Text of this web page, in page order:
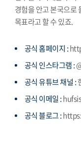
경험을 안고 본국으로
목표라고 할 수 있죠.
공식 홈페이지 :
공식 인스타그램 :
공식 유튜브 채널 :
공식 이메일 :
공식 블로그 :